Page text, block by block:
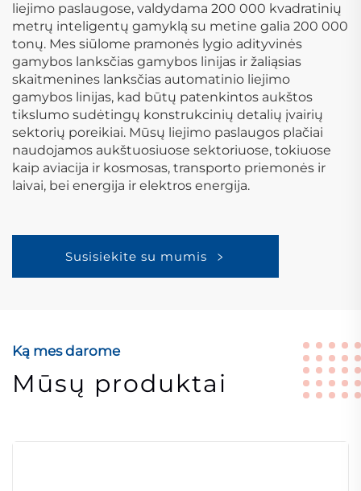
liejimo paslaugose, valdydama 200 000 kvadratinių
metrų inteligentų gamyklą su metine galia 200 000
tonų. Mes siūlome pramonės lygio adityvinės
gamybos lanksčias gamybos linijas ir žaliąsias
skaitmenines lanksčias automatinio liejimo
gamybos linijas, kad būtų patenkintos aukštos
tikslumo sudėtingų konstrukcinių detalių įvairių
sektorių poreikiai. Mūsų liejimo paslaugos plačiai
naudojamos aukštuosiuose sektoriuose, tokiuose
kaip aviacija ir kosmosas, transporto priemonės ir
laivai, bei energija ir elektros energija.
Susisiekite su mumis
Ką mes darome
Mūsų produktai